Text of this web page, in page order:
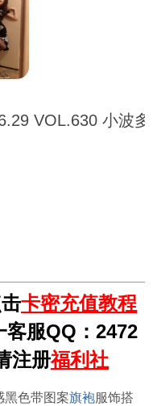
VOL.630 小波多
卡密充值教程
客服QQ：2472
注册福利社
黑色带图案旗袍服饰搭